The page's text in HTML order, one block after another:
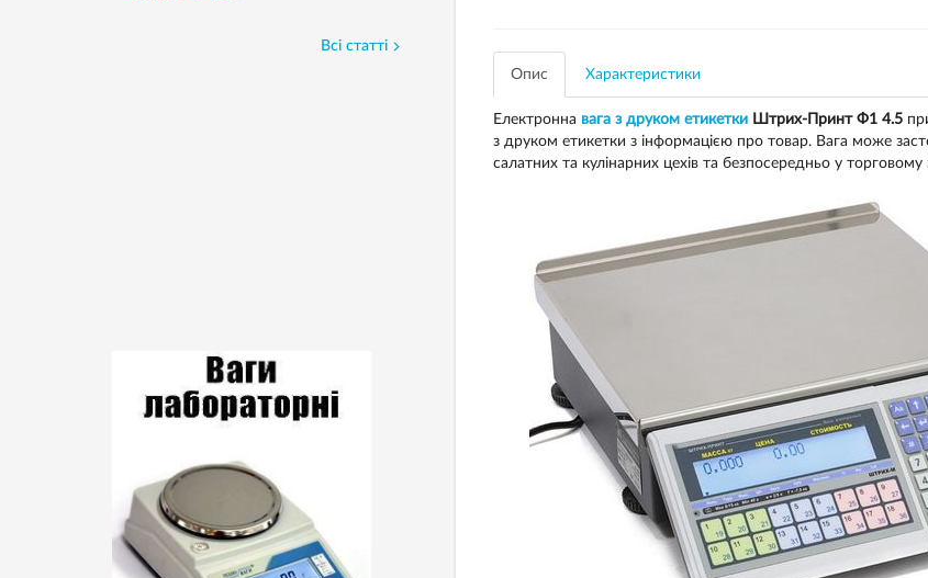
Опис Характеристики
Електронна вага з друком етикеткиШтрих-Принт Ф1 4.5
з друком етикетки з інформацією про товар. Вага може
салатних та кулінарних цехів та безпосередньо у торговому
Всі статті